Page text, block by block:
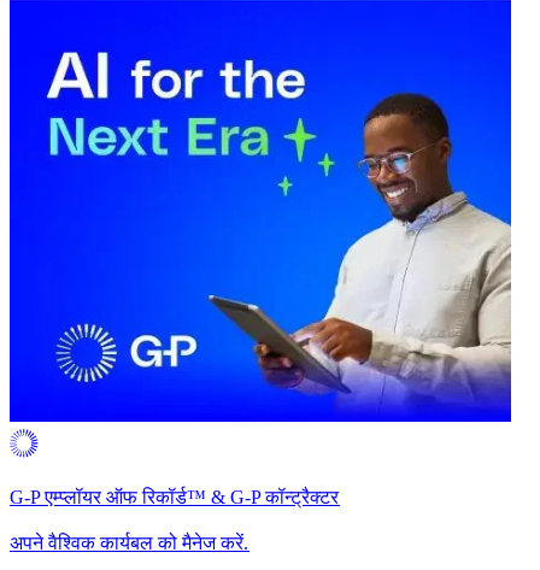
G-P एम्प्लॉयर ऑफ रिकॉर्ड™ & G-P कॉन्ट्रैक्टर​​
अपने वैश्विक कार्यबल को मैनेज करें.​​